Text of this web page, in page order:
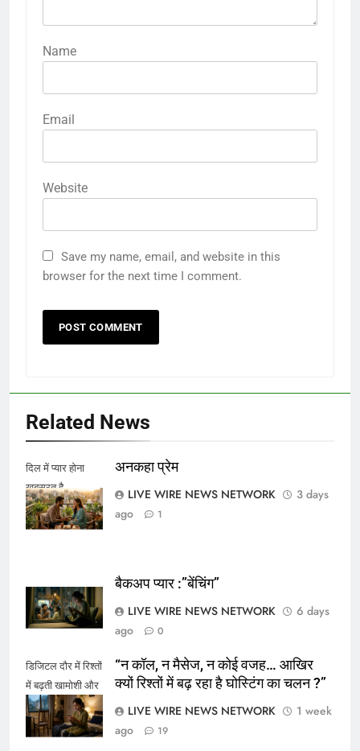
Name
Email
Website
Save my name, email, and website in this
browser for the next time I comment.
Related News
दिल में प्यार होना
खूबसूरत है...
अनकहा प्रेम
LIVE WIRE NEWS NETWORK
3 days
ago
1
बैकअप प्यार :”बेंचिंग”
LIVE WIRE NEWS NETWORK
6 days
ago
0
डिजिटल दौर में रिश्तों
में बढ़ती खामोशी और
घोस्टिंग की समस्या।
“न कॉल, न मैसेज, न कोई वजह… आखिर
क्यों रिश्तों में बढ़ रहा है घोस्टिंग का चलन ?”
LIVE WIRE NEWS NETWORK
1 week
ago
19